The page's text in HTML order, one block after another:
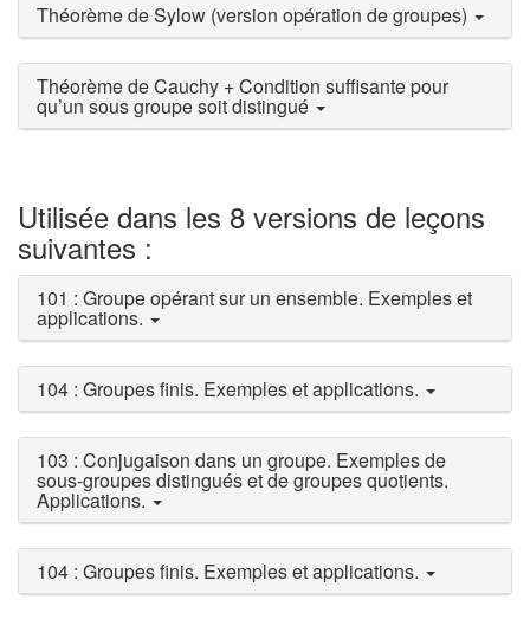
Théorème de Sylow (version opération de groupes)
Théorème de Cauchy + Condition suffisante pour
qu’un sous groupe soit distingué
Utilisée dans les 8 versions de leçons
suivantes :
101 : Groupe opérant sur un ensemble. Exemples et
applications.
104 : Groupes finis. Exemples et applications.
103 : Conjugaison dans un groupe. Exemples de
sous-groupes distingués et de groupes quotients.
Applications.
104 : Groupes finis. Exemples et applications.